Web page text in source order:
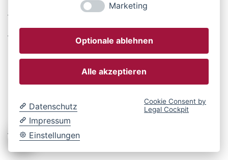
Wie lange speichern wir Ihre Daten?
Wir löschen Ihre Daten, sobald einer der folgenden
Punkte eintritt:
Ihre Anfrage wurde abschließend bearbeitet.
Sie fordern uns zur Löschung der Daten auf.
Sie widerrufen Ihre Einwilligung zur Speicherung.
Das gilt nur dann nicht, wenn wir gesetzlich dazu
verpflichtet sind, die Daten aufzubewahren.
Marketing
Optionale ablehnen
Alle akzeptieren
Datenschutz
Impressum
Einstellungen
Cookie Consent by
Legal Cockpit